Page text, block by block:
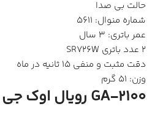
حالت بی صدا
شماره منوال: 5611
عمر باتری: 3 سال
2 عدد باتری SR726W
دقت مثبت و منفی 15 ثانیه در ماه
وزن: 51 گرم
GA-2100 رویال اوک جی شاک بازها!